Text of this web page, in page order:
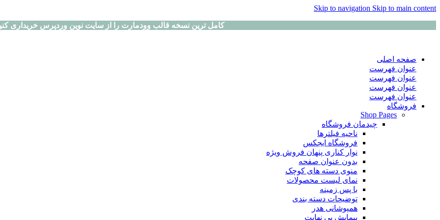
Skip to navigation Skip to main content
کامل ترین نسخه قالب وودمارت را از سایت نوین وردپرس خریداری
صفحه اصلی
عنوان فهرست
عنوان فهرست
عنوان فهرست
عنوان فهرست
فروشگاه
Shop Pages
چیدمان فروشگاه
ناحیه فیلترها
فروشگاه ایجکس
نوار کناری پنهان فروش ویژه
بدون عنوان صفحه
منوی دسته های کوچک
نمای لیست محصولات
با پس زمینه
توضیحات دسته بندی
همپوشانی هدر
پیمایش بی نهایت